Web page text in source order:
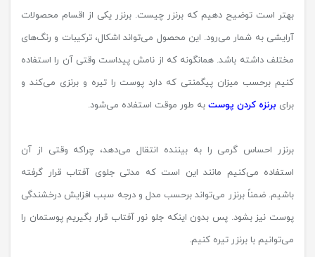
بهتر است توضیح دهیم که برنزر چیست. برنزر یکی از اقسام محصولات
آرایشی به شمار می‌رود. این محصول می‌تواند اشکال، ترکیبات و رنگ‌های
مختلف داشته باشد. همانگونه که از نامش پیداست وقتی آن را استفاده
کنیم برحسب میزان پیگمنتی که دارد پوست را تیره و برنزی می‌کند و
برای برنزه کردن پوست به طور موقت استفاده می‌شود.
برنزر احساس گرمی را به بیننده انتقال می‌دهد، چراکه وقتی از آن
استفاده می‌کنیم مانند این است که مدتی جلوی آفتاب قرار گرفته
باشیم. ضمناً برنزر می‌تواند برحسب مدل و درجه سبب افزایش درخشندگی
پوست نیز بشود. پس بدون اینکه جلو نور آفتاب قرار بگیریم پوستمان را
می‌توانیم با برنزر تیره کنیم.